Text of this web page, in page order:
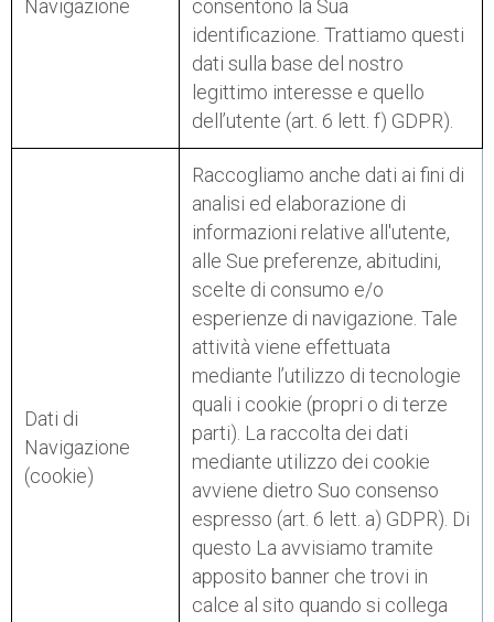
Navigazione
consentono la Sua
identificazione. Trattiamo questi
dati sulla base del nostro
legittimo interesse e quello
dell’utente (art. 6 lett. f) GDPR).
Dati di
Navigazione
(cookie)
Raccogliamo anche dati ai fini di
analisi ed elaborazione di
informazioni relative all'utente,
alle Sue preferenze, abitudini,
scelte di consumo e/o
esperienze di navigazione. Tale
attività viene effettuata
mediante l’utilizzo di tecnologie
quali i cookie (propri o di terze
parti). La raccolta dei dati
mediante utilizzo dei cookie
avviene dietro Suo consenso
espresso (art. 6 lett. a) GDPR). Di
questo La avvisiamo tramite
apposito banner che trovi in
calce al sito quando si collega